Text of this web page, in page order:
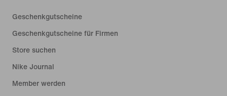
Geschenkgutscheine
Geschenkgutscheine für Firmen
Store suchen
Nike Journal
Member werden